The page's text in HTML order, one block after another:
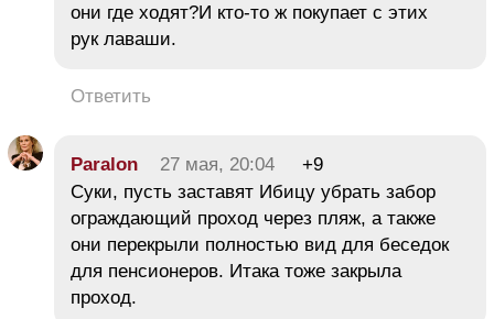
они где ходят?И кто-то ж покупает с этих
рук лаваши.
Ответить
Paralon 27 мая, 20:04
+9
Суки, пусть заставят Ибицу убрать забор
ограждающий проход через пляж, а также
они перекрыли полностью вид для беседок
для пенсионеров. Итака тоже закрыла
проход.